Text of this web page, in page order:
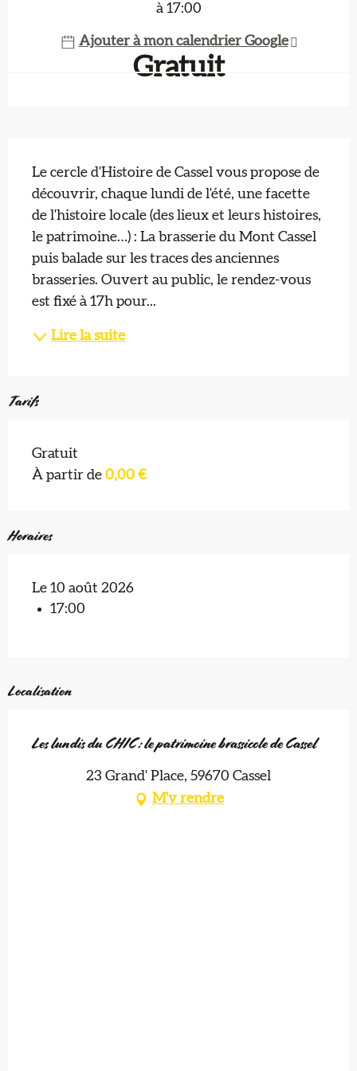
à 17:00
Ajouter à mon calendrier Google
Gratuit
Le cercle d'Histoire de Cassel vous propose de
découvrir, chaque lundi de l'été, une facette
de l'histoire locale (des lieux et leurs histoires,
le patrimoine…) : La brasserie du Mont Cassel
puis balade sur les traces des anciennes
brasseries. Ouvert au public, le rendez-vous
est fixé à 17h pour...
Lire la suite
Tarifs
Gratuit
À partir de 0,00 €
Horaires
Le 10 août 2026
17:00
Localisation
Les lundis du CHIC : le patrimoine brassicole de Cassel
23 Grand' Place, 59670 Cassel
M'y rendre